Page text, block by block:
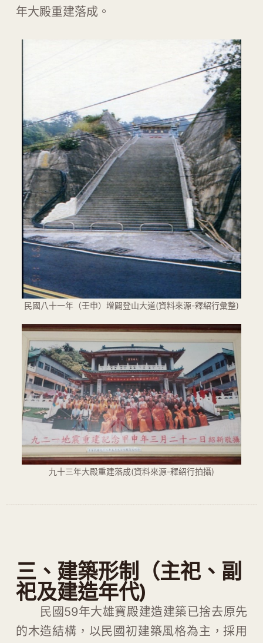
年大殿重建落成。
民國八十一年（壬申）增闢登山大道(資料來源-釋紹行彙整)
九十三年大殿重建落成(資料來源-釋紹行拍攝)
三、建築形制（主祀、副
祀及建造年代)
民國59年大雄寶殿建造建築已捨去原先
的木造結構，以民國初建築風格為主，採用